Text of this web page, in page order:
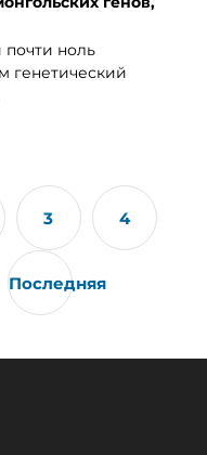
ноль
генетический
3 4
Последняя